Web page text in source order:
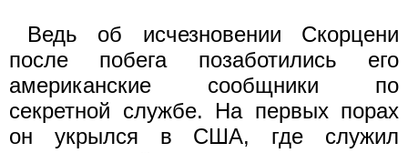
Ведь об исчезновении Скорцени
после побега позаботились его
американские сообщники по
секретной службе. На первых порах
он укрылся в США, где служил